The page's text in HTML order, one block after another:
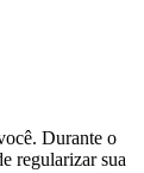
Durante o
regularizar sua